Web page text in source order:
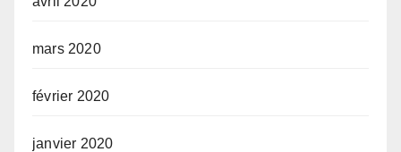
mars 2020
février 2020
janvier 2020